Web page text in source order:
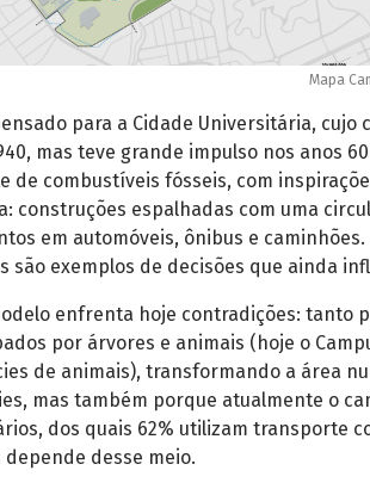
Mapa
para a Cidade Universitária,
mas teve grande impulso nos anos
de combustíveis fósseis, com
construções espalhadas com uma
em automóveis, ônibus e
são exemplos de decisões que ainda
enfrenta hoje contradições: tanto
por árvores e animais (hoje o
de animais), transformando a área
mas também porque atualmente o
dos quais 62% utilizam transporte
desse meio.